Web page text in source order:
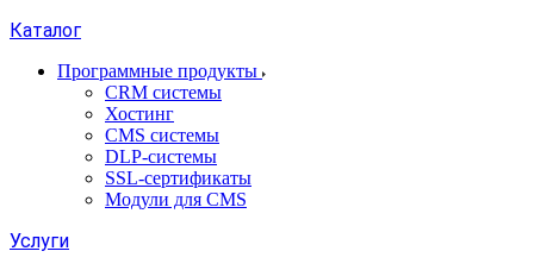
Каталог
Программные продукты
CRM системы
Хостинг
CMS системы
DLP‑системы
SSL-сертификаты
Модули для CMS
Услуги